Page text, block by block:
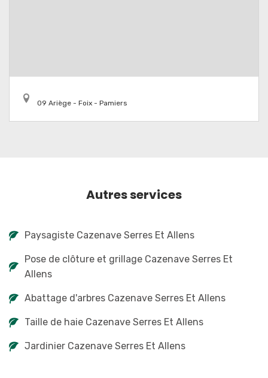
09 Ariège - Foix - Pamiers
Autres services
Paysagiste Cazenave Serres Et Allens
Pose de clôture et grillage Cazenave Serres Et
Allens
Abattage d'arbres Cazenave Serres Et Allens
Taille de haie Cazenave Serres Et Allens
Jardinier Cazenave Serres Et Allens